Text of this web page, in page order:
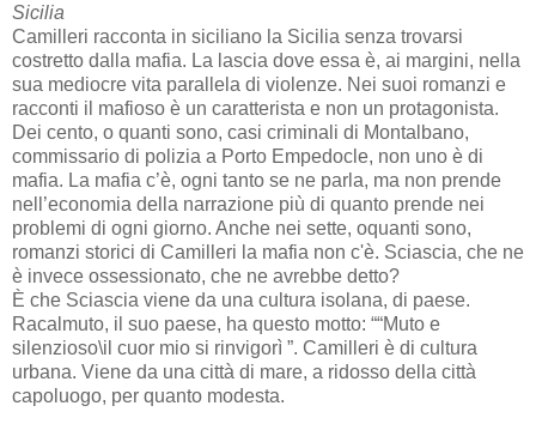
Sicilia
Camilleri racconta in siciliano la Sicilia senza trovarsi
costretto dalla mafia. La lascia dove essa è, ai margini, nella
sua mediocre vita parallela di violenze. Nei suoi romanzi e
racconti il mafioso è un caratterista e non un protagonista.
Dei cento, o quanti sono, casi criminali di Montalbano,
commissario di polizia a Porto Empedocle, non uno è di
mafia. La mafia c’è, ogni tanto se ne parla, ma non prende
nell’economia della narrazione più di quanto prende nei
problemi di ogni giorno. Anche nei sette, oquanti sono,
romanzi storici di Camilleri la mafia non c'è. Sciascia, che ne
è invece ossessionato, che ne avrebbe detto?
È che Sciascia viene da una cultura isolana, di paese.
Racalmuto, il suo paese, ha questo motto: ““Muto e
silenzioso\il cuor mio si rinvigorì ”. Camilleri è di cultura
urbana. Viene da una città di mare, a ridosso della città
capoluogo, per quanto modesta.